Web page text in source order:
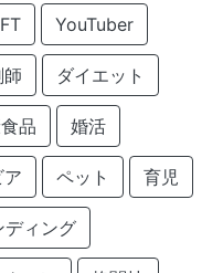
YouTuber
ダイエット
品 婚活
ア ペット 育児
ディング